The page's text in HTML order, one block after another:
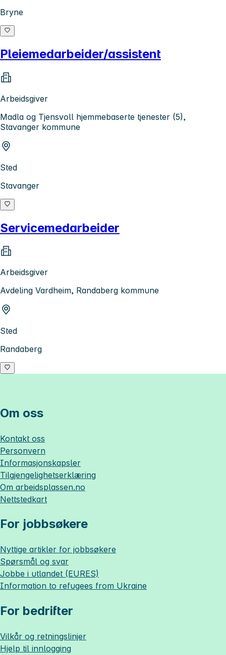
Bryne
Pleiemedarbeider/assistent
Arbeidsgiver
Madla og Tjensvoll hjemmebaserte tjenester (5),
Stavanger kommune
Sted
Stavanger
Servicemedarbeider
Arbeidsgiver
Avdeling Vardheim, Randaberg kommune
Sted
Randaberg
Om oss
Kontakt oss
Personvern
Informasjonskapsler
Tilgjengelighetserklæring
Om arbeidsplassen.no
Nettstedkart
For jobbsøkere
Nyttige artikler for jobbsøkere
Spørsmål og svar
Jobbe i utlandet (EURES)
Information to refugees from Ukraine
For bedrifter
Vilkår og retningslinjer
Hjelp til innlogging